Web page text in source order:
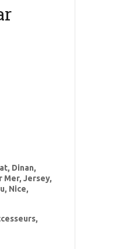
Dinan,
Mer, Jersey,
Nice,